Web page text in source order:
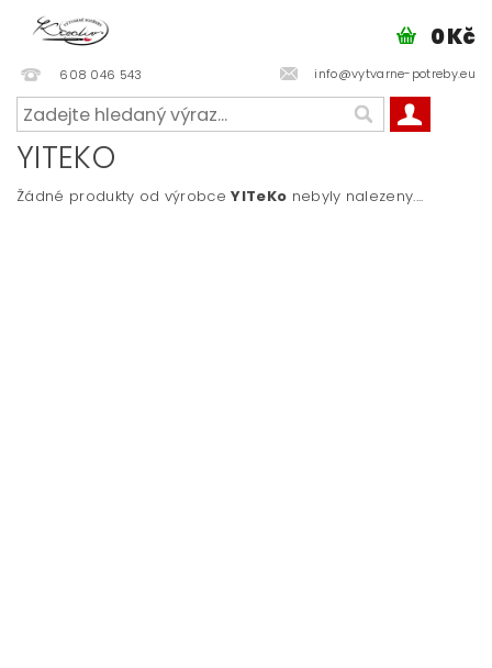
608 046 543 info@vytvarne-potreby.eu
0 Kč
YITEKO
Žádné produkty od výrobceYITeKo nebyly nalezeny....